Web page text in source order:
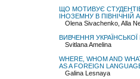
ЩО МОТИВУЄ
ІНОЗЕМНУ В ПІВНІЧНІЙ
Olena Sivachenko, Alla
ВИВЧЕННЯ
Svitlana Amelina
WHERE, WHOM AND
AS A FOREIGN
Galina Lesnaya